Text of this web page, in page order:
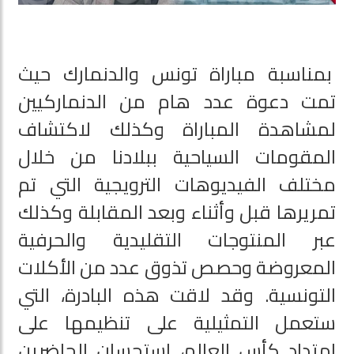
بمناسبة مباراة تونس والدنمارك حيث
تمت دعوة عدد هام من الدنماركيين
لمشاهدة المباراة وكذلك لاكتشاف
المقومات السياحية ببلادنا من خلال
مختلف الفيديوهات الترويجية التي تم
تمريرها قبل وأثناء وبعد المقابلة وكذلك
عبر المنتوجات التقليدية والحرفية
المعروضة وحصص تذوق عدد من الأكلات
التونسية. وقد لاقت هذه البادرة، التي
ستعمل التمثيلية على تنظيمها على